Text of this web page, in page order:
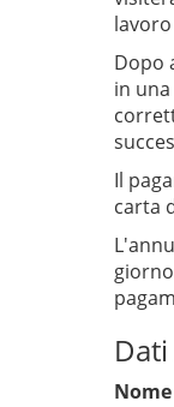
Dopo
in
Il
carta
Nome